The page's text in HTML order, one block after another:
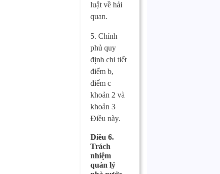
luật về hải
quan.
5. Chính
phủ quy
định chi tiết
điểm b,
điểm c
khoản 2 và
khoản 3
Điều này.
Điều 6.
Trách
nhiệm
quản lý